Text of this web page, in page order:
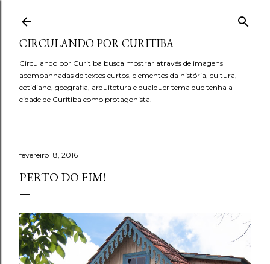
CIRCULANDO POR CURITIBA
Circulando por Curitiba busca mostrar através de imagens
acompanhadas de textos curtos, elementos da história, cultura,
cotidiano, geografia, arquitetura e qualquer tema que tenha a
cidade de Curitiba como protagonista.
fevereiro 18, 2016
PERTO DO FIM!